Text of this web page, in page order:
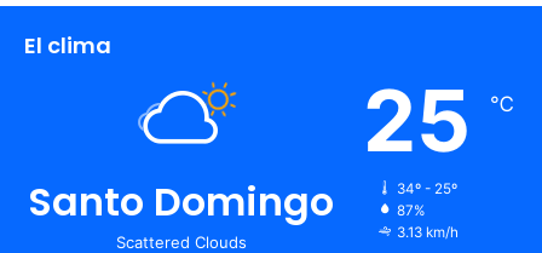
El clima
Santo Domingo
Scattered Clouds
25 ℃
34º - 25º
87%
3.13 km/h